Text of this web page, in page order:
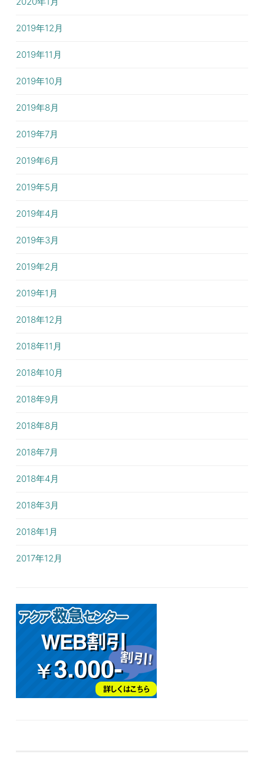
2019年12月
2019年11月
2019年10月
2019年8月
2019年7月
2019年6月
2019年5月
2019年4月
2019年3月
2019年2月
2019年1月
2018年12月
2018年11月
2018年10月
2018年9月
2018年8月
2018年7月
2018年4月
2018年3月
2018年1月
2017年12月